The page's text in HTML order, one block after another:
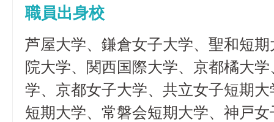
職員出身校
芦屋大学、鎌倉女子大学、聖和短
院大学、関西国際大学、京都橘大
学、京都女子大学、共立女子短期
短期大学、常磐会短期大学、神戸